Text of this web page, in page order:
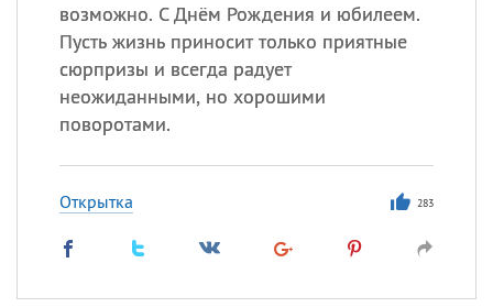
возможно. С Днём Рождения и юбилеем.
Пусть жизнь приносит только приятные
сюрпризы и всегда радует
неожиданными, но хорошими
поворотами.
Открытка 283